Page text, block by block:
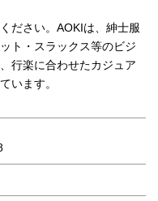
ださい。AOKIは、紳士服
ト・スラックス等のビジ
行楽に合わせたカジュア
います。